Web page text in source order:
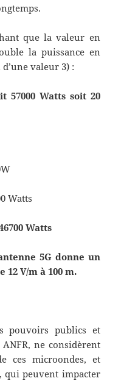
que la valeur en
la puissance en
valeur 3) :
57000 Watts soit 20
Watts
Watts
5G donne un
V/m à 100 m.
pouvoirs publics et
ANFR, ne considèrent
ces microondes, et
qui peuvent impacter